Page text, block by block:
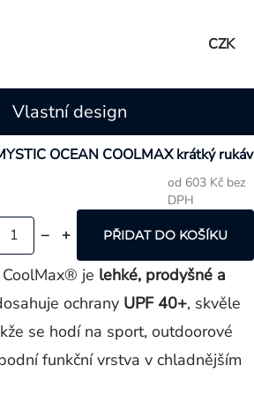
CZK
Vlastní design
OCEAN COOLMAX krátký rukáv
od 603 Kč bez
DPH
PŘIDAT DO KOŠÍKU
je lehké, prodyšné a
ochrany UPF 40+, skvěle
se hodí na sport, outdoorové
funkční vrstva v chladnějším